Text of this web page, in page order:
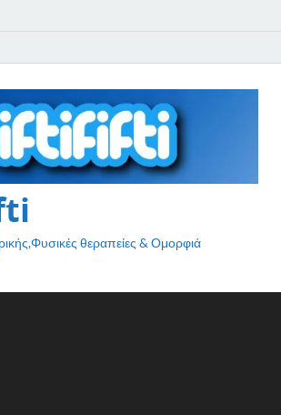
θεραπείες & Ομορφιά